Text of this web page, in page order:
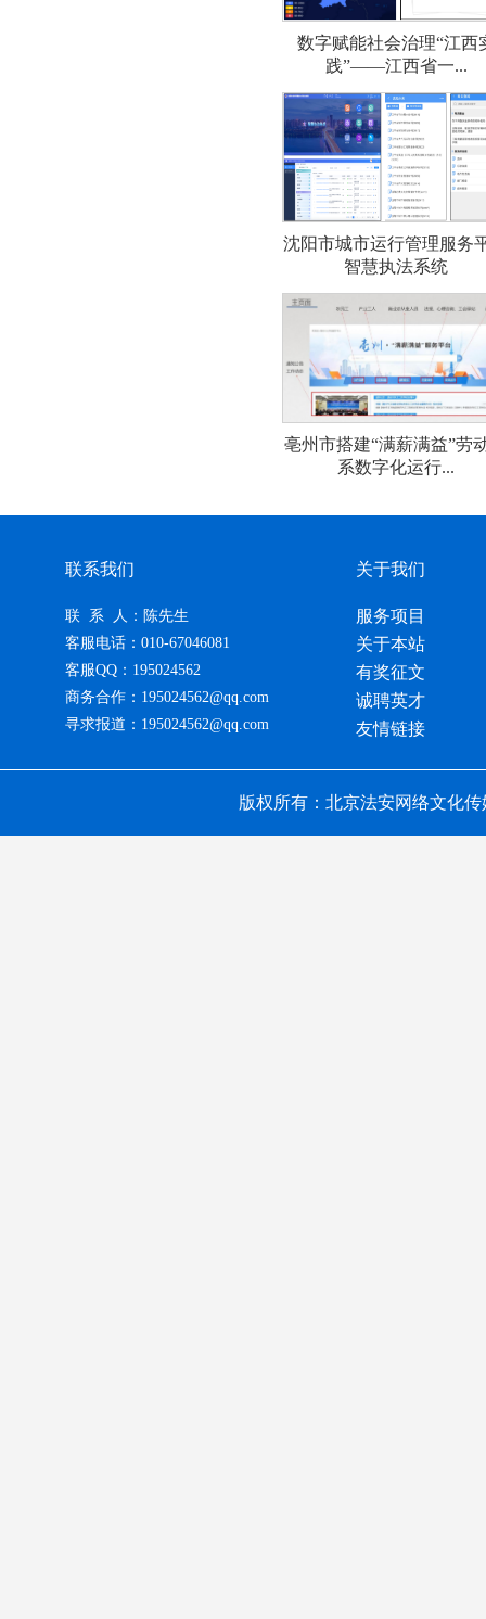
数字赋能社会治理“江西
践”——江西省一...
沈阳市城市运行管理服务
智慧执法系统
亳州市搭建“满薪满益”劳
系数字化运行...
联系我们
联 系 人：陈先生
客服电话：010-67046081
客服QQ：195024562
商务合作：195024562@qq.com
寻求报道：195024562@qq.com
关于我们
服务项目
关于本站
有奖征文
诚聘英才
友情链接
版权所有：北京法安网络文化